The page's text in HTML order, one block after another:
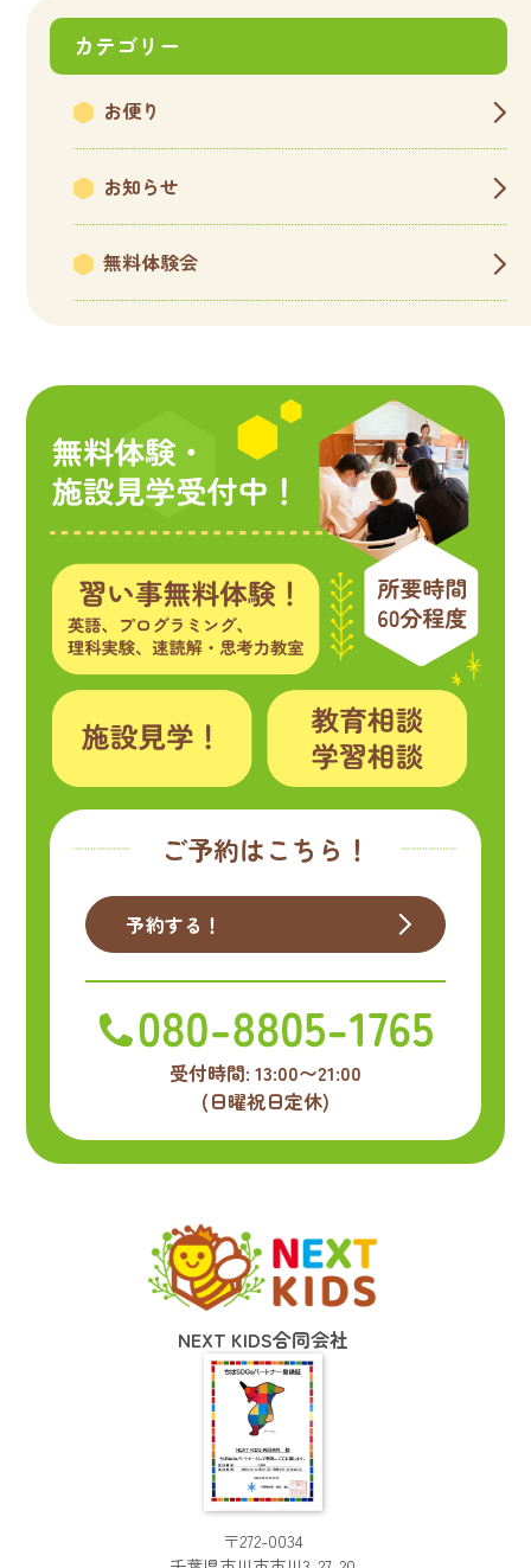
カテゴリー
お便り
お知らせ
無料体験会
ご予約はこちら！
予約する！
受付時間: 13:00〜21:00
(日曜祝日定休)
NEXT KIDS合同会社
〒272-0034